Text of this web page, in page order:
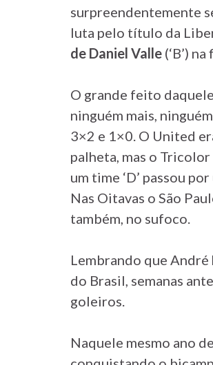
surpreendentemente
luta pelo título da
de Daniel Valle (‘B’)
O grande feito
ninguém mais,
3×2 e 1×0. O United
palheta, mas o Tricolor
um time ‘D’ passou
Nas Oitavas o São
também, no sufoco.
Lembrando que
do Brasil, semanas
goleiros.
Naquele mesmo ano